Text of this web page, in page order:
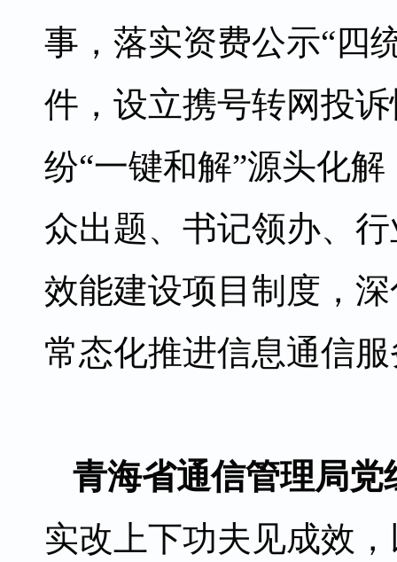
事，落实资费公示“四
件，设立携号转网投
纷“一键和解”源头化
众出题、书记领办、
效能建设项目制度，
常态化推进信息通信
青海省通信管理局党
实改上下功夫见成效